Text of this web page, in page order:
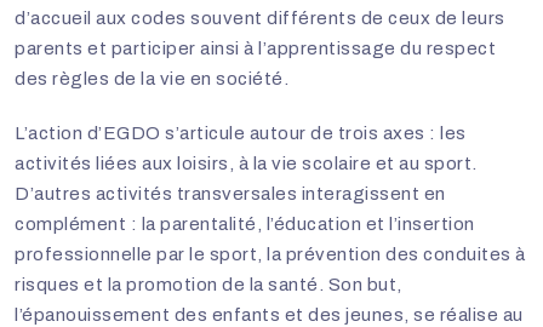
d’accueil aux codes souvent différents de ceux de leurs
parents et participer ainsi à l’apprentissage du respect
des règles de la vie en société.
L’action d’EGDO s’articule autour de trois axes : les
activités liées aux loisirs, à la vie scolaire et au sport.
D’autres activités transversales interagissent en
complément : la parentalité, l’éducation et l’insertion
professionnelle par le sport, la prévention des conduites à
risques et la promotion de la santé. Son but,
l’épanouissement des enfants et des jeunes, se réalise au